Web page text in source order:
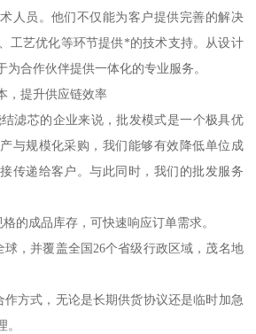
人员。他们不仅能为客户提供完善的解决
工艺优化等环节提供*的技术支持。从设计
为合作伙伴提供一体化的专业服务。
，提升供应链效率
滤芯的企业来说，批发模式是一个极具优
与规模化采购，我们能够有效降低单位成
传递给客户。与此同时，我们的批发服务
格的成品库存，可快速响应订单需求。
球，并覆盖全国26个省级行政区域，茂名地
作方式，无论是长期供货协议还是临时加急